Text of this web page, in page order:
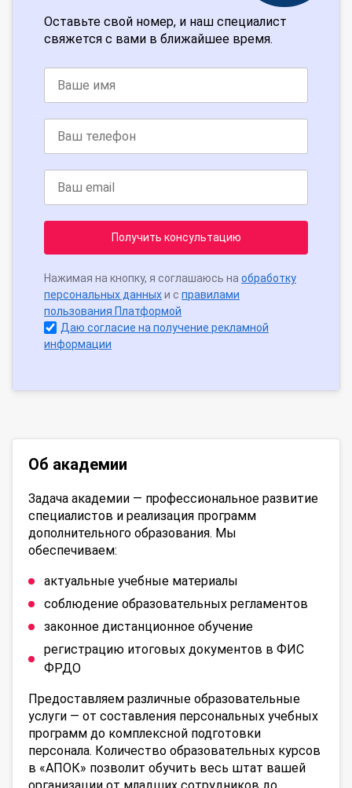
Оставьте свой номер, и наш специалист
свяжется с вами в ближайшее время.
Получить консультацию
Нажимая на кнопку, я соглашаюсь на обработку
персональных данныхи с правилами
пользования Платформой
Даю согласие на получение рекламной
информации
Об академии
Задача академии — профессиональное развитие
специалистов и реализация программ
дополнительного образования. Мы
обеспечиваем:
актуальные учебные материалы
соблюдение образовательных регламентов
законное дистанционное обучение
регистрацию итоговых документов в ФИС
ФРДО
Предоставляем различные образовательные
услуги — от составления персональных учебных
программ до комплексной подготовки
персонала. Количество образовательных курсов
в «АПОК» позволит обучить весь штат вашей